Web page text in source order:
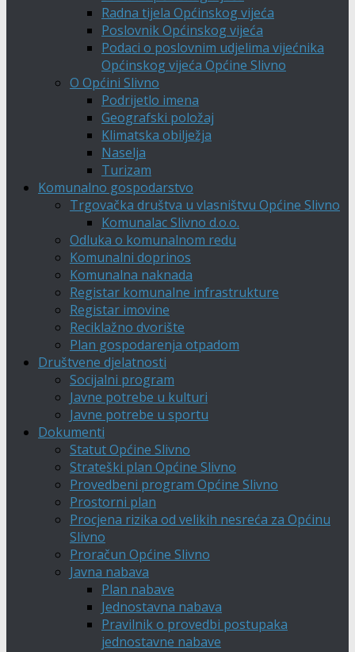
Radna tijela Općinskog vijeća
Poslovnik Općinskog vijeća
Podaci o poslovnim udjelima vijećnika
Općinskog vijeća Općine Slivno
O Općini Slivno
Podrijetlo imena
Geografski položaj
Klimatska obilježja
Naselja
Turizam
Komunalno gospodarstvo
Trgovačka društva u vlasništvu Općine Slivno
Komunalac Slivno d.o.o.
Odluka o komunalnom redu
Komunalni doprinos
Komunalna naknada
Registar komunalne infrastrukture
Registar imovine
Reciklažno dvorište
Plan gospodarenja otpadom
Društvene djelatnosti
Socijalni program
Javne potrebe u kulturi
Javne potrebe u sportu
Dokumenti
Statut Općine Slivno
Strateški plan Općine Slivno
Provedbeni program Općine Slivno
Prostorni plan
Procjena rizika od velikih nesreća za Općinu
Slivno
Proračun Općine Slivno
Javna nabava
Plan nabave
Jednostavna nabava
Pravilnik o provedbi postupaka
jednostavne nabave